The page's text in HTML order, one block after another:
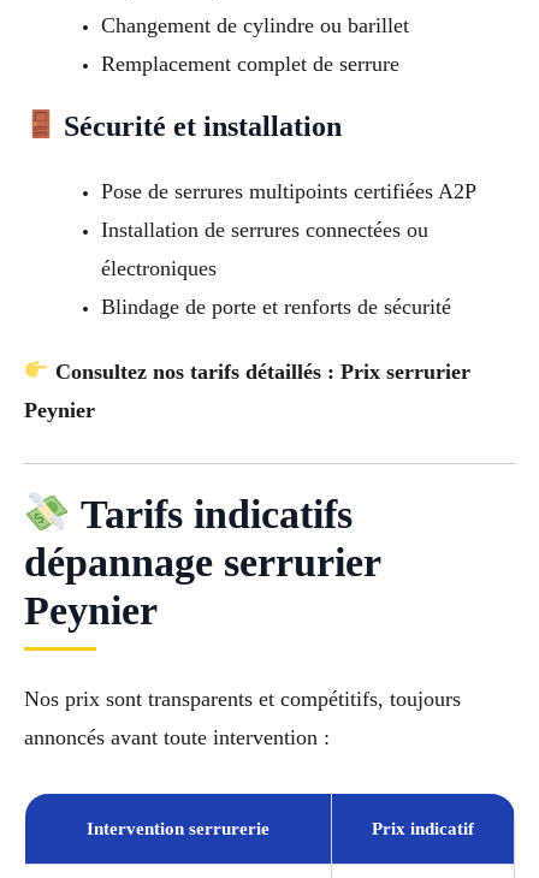
Changement de cylindre ou barillet
Remplacement complet de serrure
Sécurité et installation
Pose de serrures multipoints certifiées A2P
Installation de serrures connectées ou
électroniques
Blindage de porte et renforts de sécurité
Consultez nos tarifs détaillés : Prix serrurier
Peynier
Tarifs indicatifs
dépannage serrurier
Peynier
Nos prix sont transparents et compétitifs, toujours
annoncés avant toute intervention :
Intervention serrurerie Prix indicatif